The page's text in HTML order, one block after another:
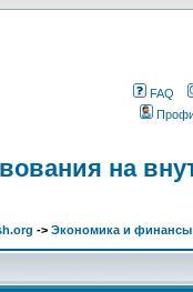
FAQ
на
-> Экономика и финансы